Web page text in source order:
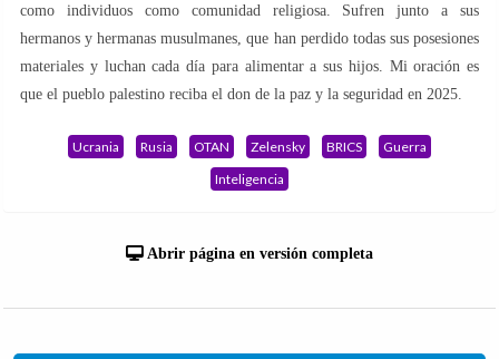
como individuos como comunidad religiosa. Sufren junto a sus
hermanos y hermanas musulmanes, que han perdido todas sus posesiones
materiales y luchan cada día para alimentar a sus hijos. Mi oración es
que el pueblo palestino reciba el don de la paz y la seguridad en 2025.
Ucrania Rusia OTAN Zelensky BRICS
Guerra
Inteligencia
Abrir página en versión completa